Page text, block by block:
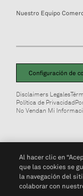
Nuestro Equipo
Configuración de
Disclaimers Legales
Política de Privacidad
No Vendan Mi
Al hacer clic en
que las cookies se
la navegación del
colaborar con